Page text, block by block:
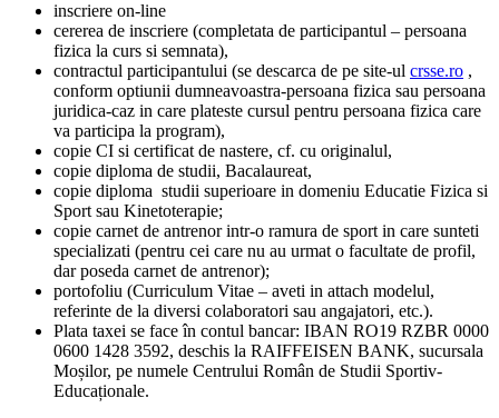
inscriere on-line
cererea de inscriere (completata de participantul – persoana
fizica la curs si semnata),
contractul participantului (se descarca de pe site-ul crsse.ro ,
conform optiunii dumneavoastra-persoana fizica sau persoana
juridica-caz in care plateste cursul pentru persoana fizica care
va participa la program),
copie CI si certificat de nastere, cf. cu originalul,
copie diploma de studii, Bacalaureat,
copie diploma studii superioare in domeniu Educatie Fizica si
Sport sau Kinetoterapie;
copie carnet de antrenor intr-o ramura de sport in care sunteti
specializati (pentru cei care nu au urmat o facultate de profil,
dar poseda carnet de antrenor);
portofoliu (Curriculum Vitae – aveti in attach modelul,
referinte de la diversi colaboratori sau angajatori, etc.).
Plata taxei se face în contul bancar: IBAN RO19 RZBR 0000
0600 1428 3592, deschis la RAIFFEISEN BANK, sucursala
Moșilor, pe numele Centrului Român de Studii Sportiv-
Educaționale.